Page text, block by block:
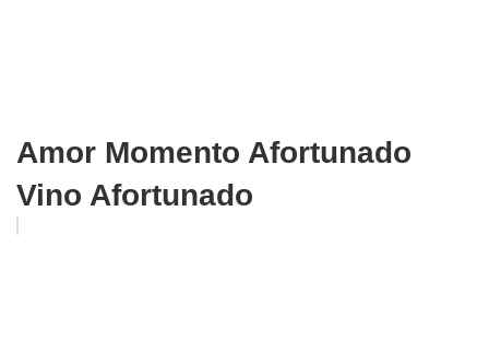
Amor Momento Afortunado
Vino Afortunado